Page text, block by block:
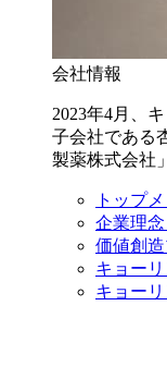
会社情報
2023年4月、
子会社である
製薬株式会社
トップ
企業理
価値創
キョー
キョー